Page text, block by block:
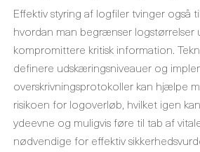
Effektiv styring af logfiler tvinger også
hvordan man begrænser logstørrelser
kompromittere kritisk information.
definere udskæringsniveauer og
overskrivningsprotokoller kan hjælpe
risikoen for logoverløb, hvilket igen
ydeevne og muligvis føre til tab af
nødvendige for effektiv